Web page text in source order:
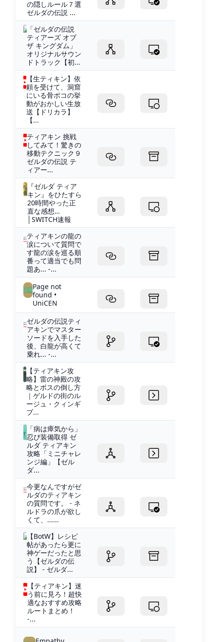
の隠しルール７選
ゼルダの伝説 ...
「ゼルダの伝説
ティアーズ オブ
ザ キングダム」
オリジナルサウン
ドトラック【初...
【生ティキン】依
頼を受けて、洞窟
にいる骨ボコの挙
動がおかしい生放
送【ドリカラ】
【...
ティアキン 挑戦
してみて！驚きの
移動テクニック９
ゼルダの伝説 テ
ィアー...
『ゼルダ ティア
キン』をひたすら
20時間やった正
直な感想…
│SWITCH速報
ティアキンの龍の
涙について質問で
す龍の涙を巡る順
番って適当でも問
題あ... -...
Page not
found •
UniCEN
ゼルダの伝説ティ
アキンでマスター
ソードを入手した
後、白龍が高くて
乗れ... -...
【ティアキン攻
略】雷の神殿の攻
略とボスの倒し方
｜ゲルドの街のル
ージュ・クィンギ
ブ...
「病は瘴気から」
忍び装備取得 ゼ
ルダ ティアキン
攻略「ミニチャレ
ンジ編」【ゼル
ダ...
今更なんですがゼ
ルダのティアキン
の質問です。 - ネ
ルドラの爪が欲し
くて、......
【BotW】レシピ
帖があったら更に
神ゲーだったと思
う【ゼルダの伝
説】 - ゼルダ...
【ティアキン】迷
う前に見ろ！超快
適なおすすめ攻略
ルートまとめ！
-...